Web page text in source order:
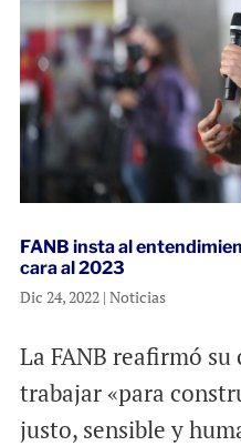
FANB insta al
cara al 2023
Dic 24, 2022| Noticias
La FANB reafirmó
trabajar «para
justo, sensible y